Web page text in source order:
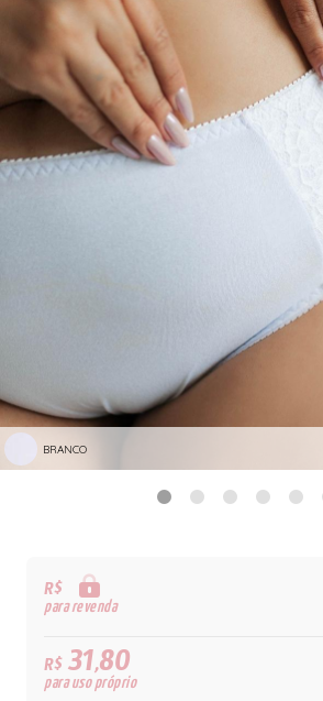
BRANCO
R$
para revenda
R$31,80
para uso próprio